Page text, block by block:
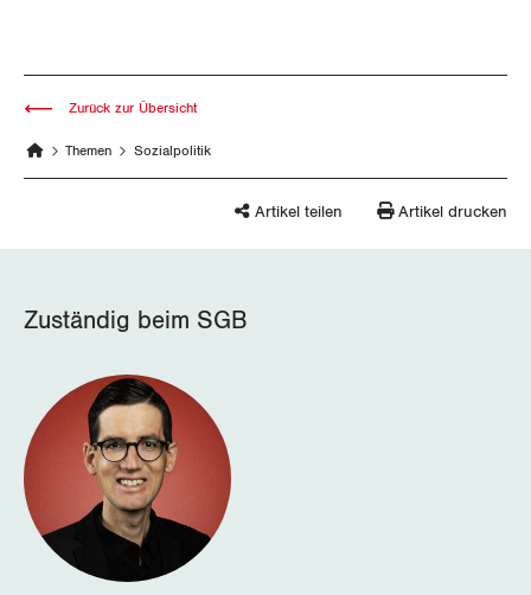
Obwalden
Schaffhausen
Solothurn
Tessin
Thurgau
Themen Sozialpolitik
Zurück zur Übersicht
Artikel teilen Artikel drucken
Zuständig beim SGB